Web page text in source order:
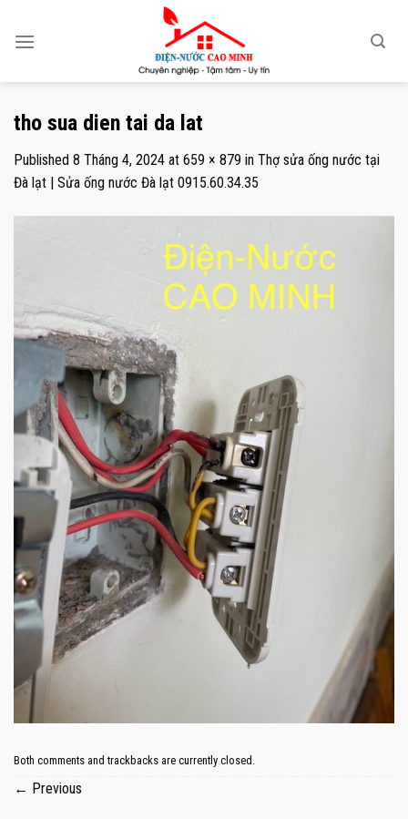
tho sua dien tai da lat
Published 8 Tháng 4, 2024 at 659 × 879 in Thợ sửa ống nước tại
Đà lạt | Sửa ống nước Đà lạt 0915.60.34.35
Both comments and trackbacks are currently closed.
← Previous